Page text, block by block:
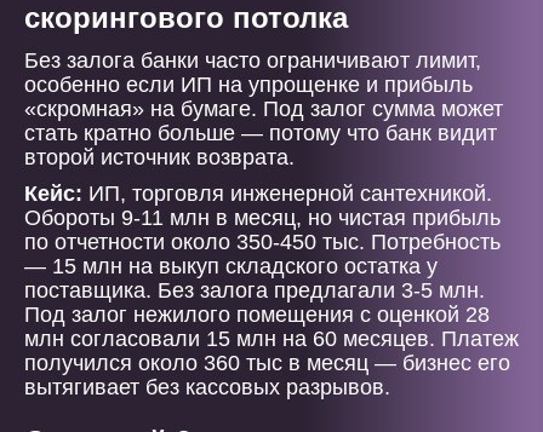
скорингового потолка
Без залога банки часто ограничивают лимит,
особенно если ИП на упрощенке и прибыль
«скромная» на бумаге. Под залог сумма может
стать кратно больше — потому что банк видит
второй источник возврата.
Кейс: ИП, торговля инженерной сантехникой.
Обороты 9-11 млн в месяц, но чистая прибыль
по отчетности около 350-450 тыс. Потребность
— 15 млн на выкуп складского остатка у
поставщика. Без залога предлагали 3-5 млн.
Под залог нежилого помещения с оценкой 28
млн согласовали 15 млн на 60 месяцев. Платеж
получился около 360 тыс в месяц — бизнес его
вытягивает без кассовых разрывов.